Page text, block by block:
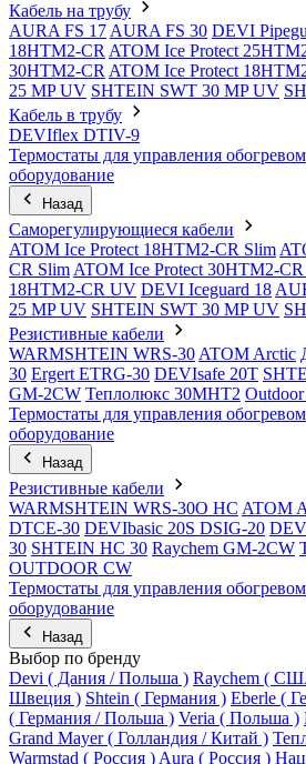
Кабель на трубу
AURA FS 17 AURA FS 30 DEVI
18HTM2-CR ATOM Ice Protect
30HTM2-CR ATOM Ice Protect
25 MP UV SHTEIN SWT 30 MP UV
Кабель в трубу
DEVIflex DTIV-9
Термостаты для управления обогревом
оборудование
Назад
Саморегулирующиеся кабели
ATOM Ice Protect 18HTM2-CR Slim
CR Slim ATOM Ice Protect 30HTM2-
18HTM2-CR UV DEVI Iceguard 18
25 MP UV SHTEIN SWT 30 MP UV
Резистивные кабели
WARMSHTEIN WRS-30 ATOM Arctic
30 Ergert ETRG-30 DEVIsafe 20T
GM-2CW Теплолюкс 30МНТ2
Термостаты для управления обогревом
оборудование
Назад
Резистивные кабели
WARMSHTEIN WRS-30O HC ATOM
DTCE-30 DEVIbasic 20S DSIG-20
30 SHTEIN HC 30 Raychem GM-2CW
OUTDOOR CW
Термостаты для управления обогревом
оборудование
Назад
Выбор по бренду
Devi ( Дания / Польша ) Raychem (
Швеция ) Shtein ( Германия ) Eberle (
( Германия / Польша ) Veria ( Польша )
Grand Mayer ( Голландия / Китай )
Warmstad ( Россия ) Aura ( Россия )